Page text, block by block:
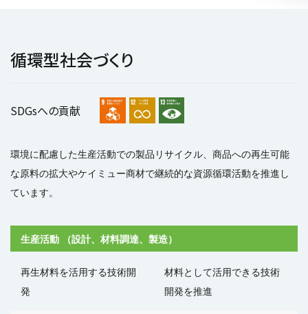
循環型社会づくり
SDGsへの貢献
環境に配慮した生産活動での製品リサイクル、商品への再生可能
な原料の拡大やケイミュー商材で継続的な資源循環活動を推進し
ています。
生産活動 （設計、材料調達、製造）
再生材料を活用する技術開
発
材料として活用できる技術
開発を推進